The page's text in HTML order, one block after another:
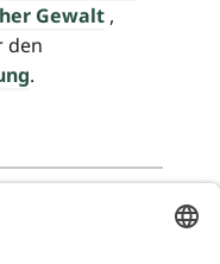
Gewalt ,
den
.